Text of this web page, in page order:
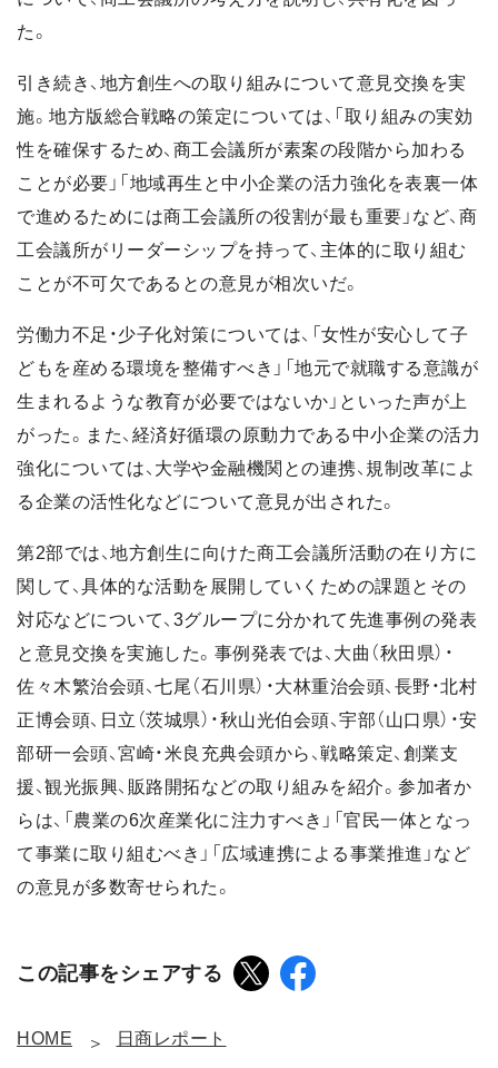
た。
引き続き、地方創生への取り組みについて意見交換を実
施。地方版総合戦略の策定については、「取り組みの実効
性を確保するため、商工会議所が素案の段階から加わる
ことが必要」「地域再生と中小企業の活力強化を表裏一体
で進めるためには商工会議所の役割が最も重要」など、商
工会議所がリーダーシップを持って、主体的に取り組む
ことが不可欠であるとの意見が相次いだ。
労働力不足・少子化対策については、「女性が安心して子
どもを産める環境を整備すべき」「地元で就職する意識が
生まれるような教育が必要ではないか」といった声が上
がった。また、経済好循環の原動力である中小企業の活力
強化については、大学や金融機関との連携、規制改革によ
る企業の活性化などについて意見が出された。
第2部では、地方創生に向けた商工会議所活動の在り方に
関して、具体的な活動を展開していくための課題とその
対応などについて、3グループに分かれて先進事例の発表
と意見交換を実施した。事例発表では、大曲（秋田県）・
佐々木繁治会頭、七尾（石川県）・大林重治会頭、長野・北村
正博会頭、日立（茨城県）・秋山光伯会頭、宇部（山口県）・安
部研一会頭、宮崎・米良充典会頭から、戦略策定、創業支
援、観光振興、販路開拓などの取り組みを紹介。参加者か
らは、「農業の6次産業化に注力すべき」「官民一体となっ
て事業に取り組むべき」「広域連携による事業推進」など
の意見が多数寄せられた。
この記事をシェアする
HOME 日商レポート